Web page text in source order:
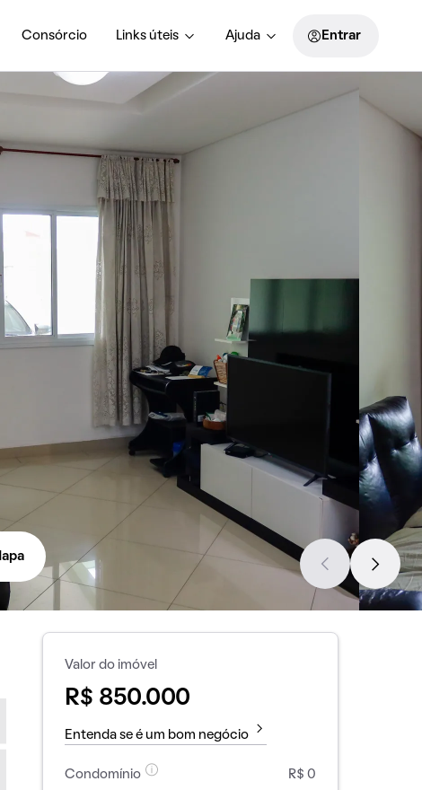
Consórcio Links úteis Ajuda Entrar
Valor do imóvel
R$ 850.000
Entenda se é um bom negócio
Condomínio R$ 0